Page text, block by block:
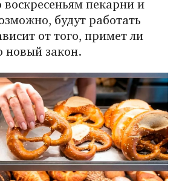
воскресеньям пекарни и
будут работать
от того, примет ли
новый закон.